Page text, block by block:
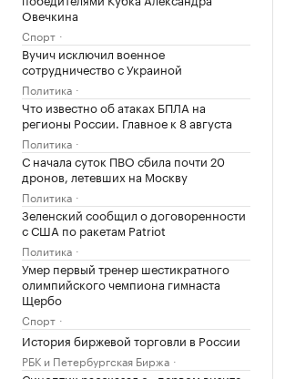
Овечкина
Спорт
Вучич исключил военное
сотрудничество с Украиной
Политика
Что известно об атаках БПЛА на
регионы России. Главное к 8 августа
Политика
С начала суток ПВО сбила почти 20
дронов, летевших на Москву
Политика
Зеленский сообщил о договоренности
с США по ракетам Patriot
Политика
Умер первый тренер шестикратного
олимпийского чемпиона гимнаста
Щербо
Спорт
История биржевой торговли в России
РБК и Петербургская Биржа